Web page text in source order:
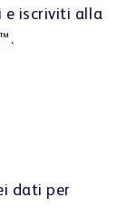
e iscriviti alla
dati per